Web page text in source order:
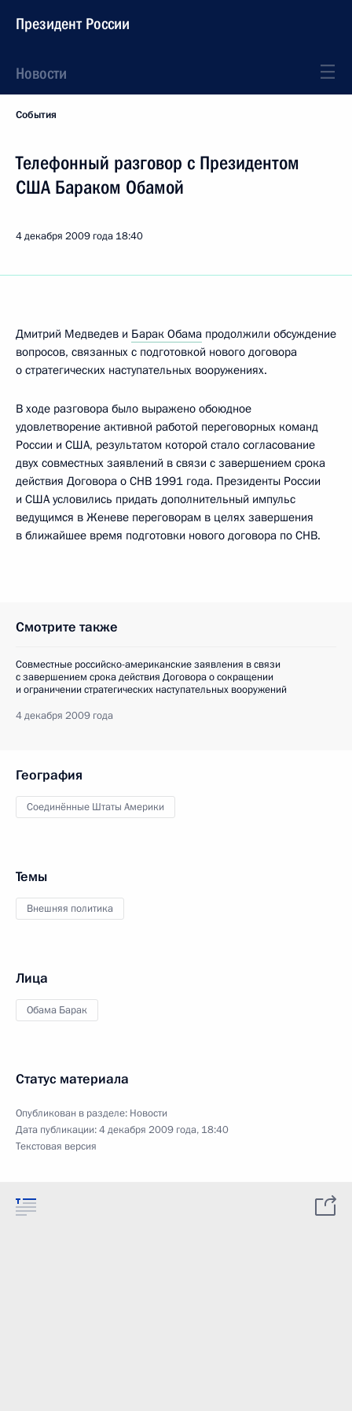
Президент России
Новости
События
Телефонный разговор с Президентом
США Бараком Обамой
4 декабря 2009 года 18:40
Дмитрий Медведев и Барак Обама продолжили обсуждение
вопросов, связанных с подготовкой нового договора
о стратегических наступательных вооружениях.
В ходе разговора было выражено обоюдное
удовлетворение активной работой переговорных команд
России и США, результатом которой стало согласование
двух совместных заявлений в связи с завершением срока
действия Договора о СНВ 1991 года. Президенты России
и США условились придать дополнительный импульс
ведущимся в Женеве переговорам в целях завершения
в ближайшее время подготовки нового договора по СНВ.
Смотрите также
Совместные российско-американские заявления в связи
с завершением срока действия Договора о сокращении
и ограничении стратегических наступательных вооружений
4 декабря 2009 года
География
Соединённые Штаты Америки
Темы
Внешняя политика
Лица
Обама Барак
Статус материала
Опубликован в разделе: Новости
Дата публикации:4 декабря 2009 года, 18:40
Текстовая версия